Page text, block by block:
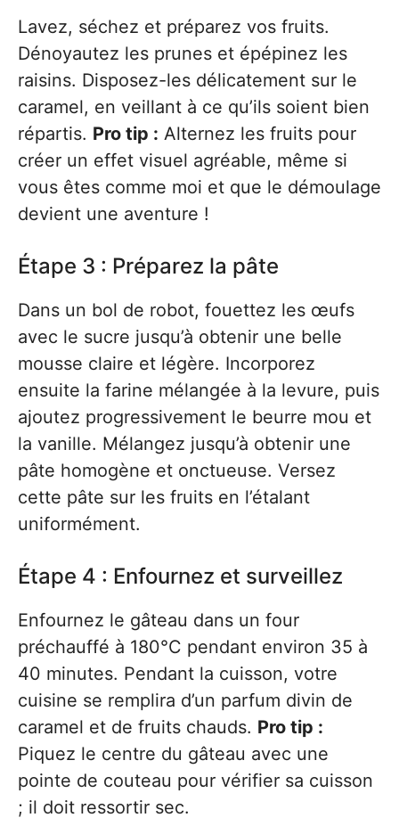
Lavez, séchez et préparez vos fruits.
Dénoyautez les prunes et épépinez les
raisins. Disposez-les délicatement sur le
caramel, en veillant à ce qu’ils soient bien
répartis. Pro tip : Alternez les fruits pour
créer un effet visuel agréable, même si
vous êtes comme moi et que le démoulage
devient une aventure !
Étape 3 : Préparez la pâte
Dans un bol de robot, fouettez les œufs
avec le sucre jusqu’à obtenir une belle
mousse claire et légère. Incorporez
ensuite la farine mélangée à la levure, puis
ajoutez progressivement le beurre mou et
la vanille. Mélangez jusqu’à obtenir une
pâte homogène et onctueuse. Versez
cette pâte sur les fruits en l’étalant
uniformément.
Étape 4 : Enfournez et surveillez
Enfournez le gâteau dans un four
préchauffé à 180°C pendant environ 35 à
40 minutes. Pendant la cuisson, votre
cuisine se remplira d’un parfum divin de
caramel et de fruits chauds. Pro tip :
Piquez le centre du gâteau avec une
pointe de couteau pour vérifier sa cuisson
; il doit ressortir sec.